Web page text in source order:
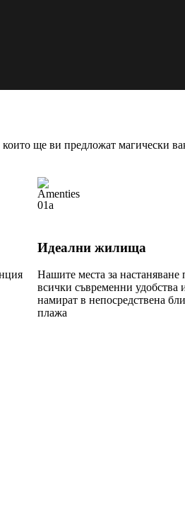
ще ви предложат магически
Идеални жилища
Нашите места за настаняване
всички съвременни удобства
намират в непосредствена
плажа